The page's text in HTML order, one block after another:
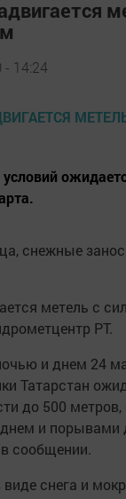
- 14:24
снежные
метель с
РТ.
и днем 24
Татарстан
до 500 метров,
и порывами
сообщении.
снега и